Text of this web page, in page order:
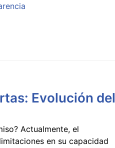
Evolución del
Actualmente, el
en su capacidad